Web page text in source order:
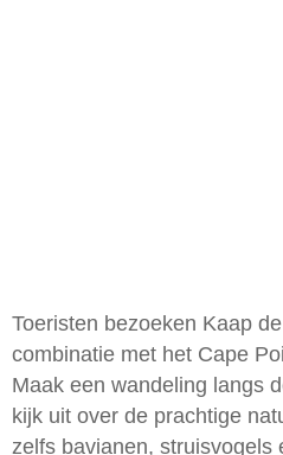
Toeristen bezoeken Kaap
combinatie met het Cape
Maak een wandeling langs
kijk uit over de prachtige
zelfs bavianen, struisvogels